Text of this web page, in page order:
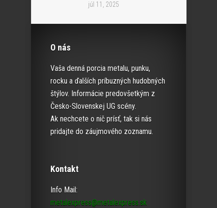
júl 11, 2025
O nás
Vaša denná porcia metalu, punku,
rocku a ďalších príbuzných hudobných
štýlov. Informácie predovšetkým z
Česko-Slovenskej UG scény.
Ak nechcete o nič prísť, tak si nás
pridajte do záujmového zoznamu.
Kontakt
Info Mail:
metalexpress@metalexpress.sk